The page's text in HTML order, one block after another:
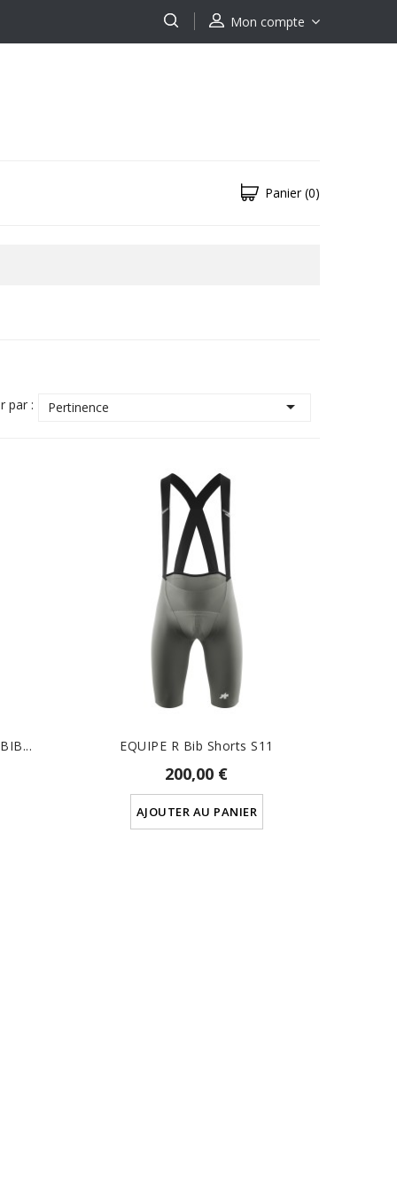
Mon compte
Panier (0)
par : Pertinence 
EQUIPE R Bib Shorts S11
200,00 €
AJOUTER AU PANIER